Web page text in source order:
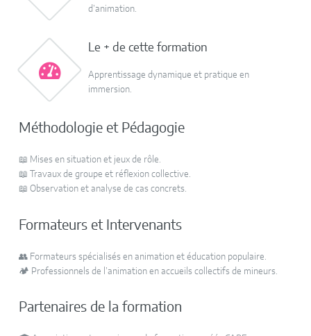
d’animation.
Le + de cette formation
Apprentissage dynamique et pratique en
immersion.
Méthodologie et Pédagogie
📖 Mises en situation et jeux de rôle.
📖 Travaux de groupe et réflexion collective.
📖 Observation et analyse de cas concrets.
Formateurs et Intervenants
👥 Formateurs spécialisés en animation et éducation populaire.
🏕️ Professionnels de l’animation en accueils collectifs de mineurs.
Partenaires de la formation